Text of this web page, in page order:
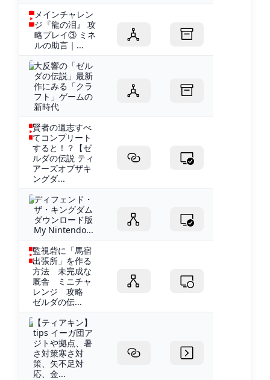
メインチャレン
ジ『龍の泪』 攻
略プレイ③ ミネ
ルの助言｜...
大反響の「ゼル
ダの伝説」最新
作にみる「クラ
フト」ゲームの
新時代
賢者の遺志すべ
てコンプリート
すると！？【ゼ
ルダの伝説 ティ
アーズオブザキ
ングダ...
ディフェンド・
ザ・キングダム
ダウンロード版
My Nintendo...
監視砦に「馬宿
出張所」を作る
方法 未完成な
厩舎 ミニチャ
レンジ 攻略
ゼルダの伝...
【ティアキン】
tips イーガ団ア
ジトや拠点、暑
さ対策寒さ対
策、矢不足対
応、金...